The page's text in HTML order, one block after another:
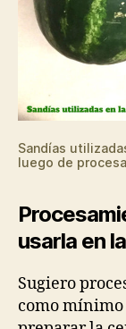
Sandías
luego de
usarla en
Sugiero
como mínimo